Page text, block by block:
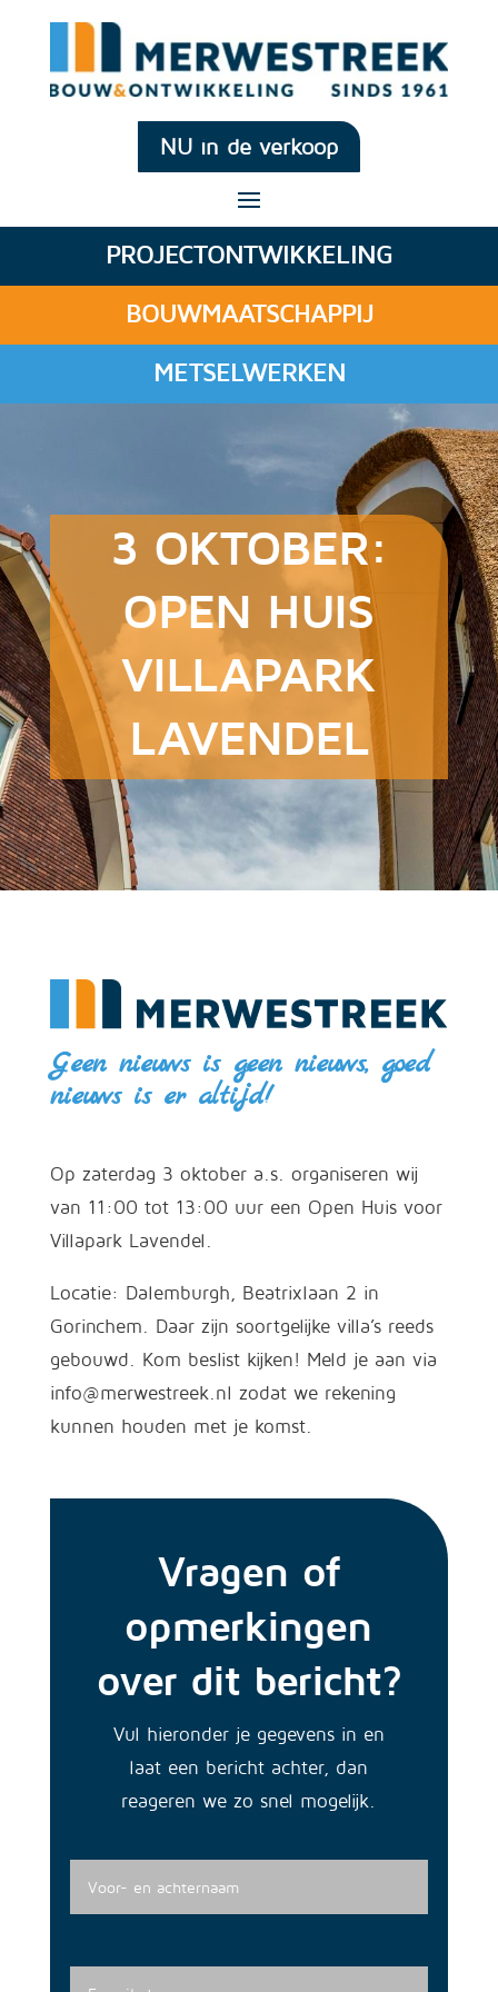
NU in de verkoop
PROJECTONTWIKKELING
BOUWMAATSCHAPPIJ
METSELWERKEN
3 OKTOBER:
OPEN HUIS
VILLAPARK
LAVENDEL
Geen nieuws is geen nieuws, goed
nieuws is er altijd!
Op zaterdag 3 oktober a.s. organiseren wij
van 11:00 tot 13:00 uur een Open Huis voor
Villapark Lavendel.
Locatie: Dalemburgh, Beatrixlaan 2 in
Gorinchem. Daar zijn soortgelijke villa’s reeds
gebouwd. Kom beslist kijken! Meld je aan via
info@merwestreek.nl zodat we rekening
kunnen houden met je komst.
Vragen of
opmerkingen
over dit bericht?
Vul hieronder je gegevens in en
laat een bericht achter, dan
reageren we zo snel mogelijk.